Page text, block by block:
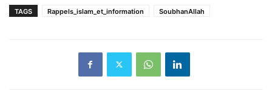
TAGS Rappels_islam_et_information SoubhanAllah